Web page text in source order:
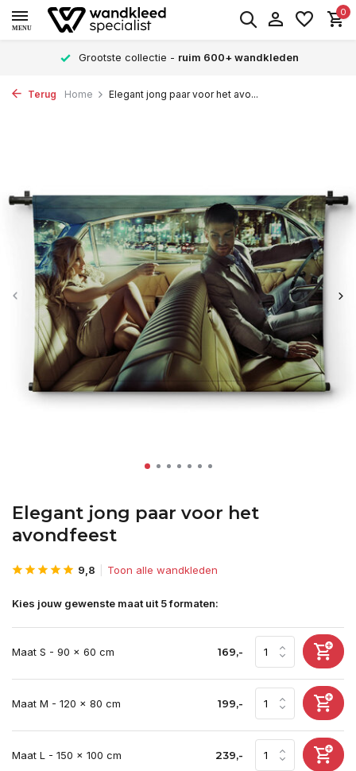
MENU
0
Grootste collectie - ruim 600+ wandkleden
Terug Home Elegant jong paar voor het avo...
Elegant jong paar voor het
avondfeest
9,8 Toon alle wandkleden
Kies jouw gewenste maat uit 5 formaten:
Maat S - 90 x 60 cm 169,-
Maat M - 120 x 80 cm 199,-
Maat L - 150 x 100 cm 239,-